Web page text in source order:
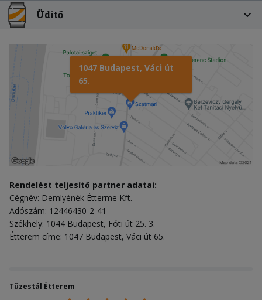
Üdítő
1047 Budapest, Váci út
65.
Rendelést teljesítő partner adatai:
Cégnév: Demlyénék Étterme Kft.
Adószám: 12446430-2-41
Székhely: 1044 Budapest, Fóti út 25. 3.
Étterem címe: 1047 Budapest, Váci út 65.
Tüzestál Étterem